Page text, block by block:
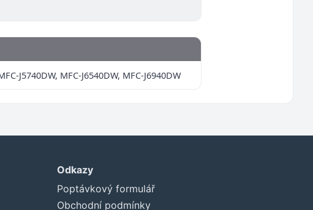
J5740DW, MFC-J6540DW, MFC-J6940DW
Odkazy
Poptávkový formulář
Obchodní podmínky